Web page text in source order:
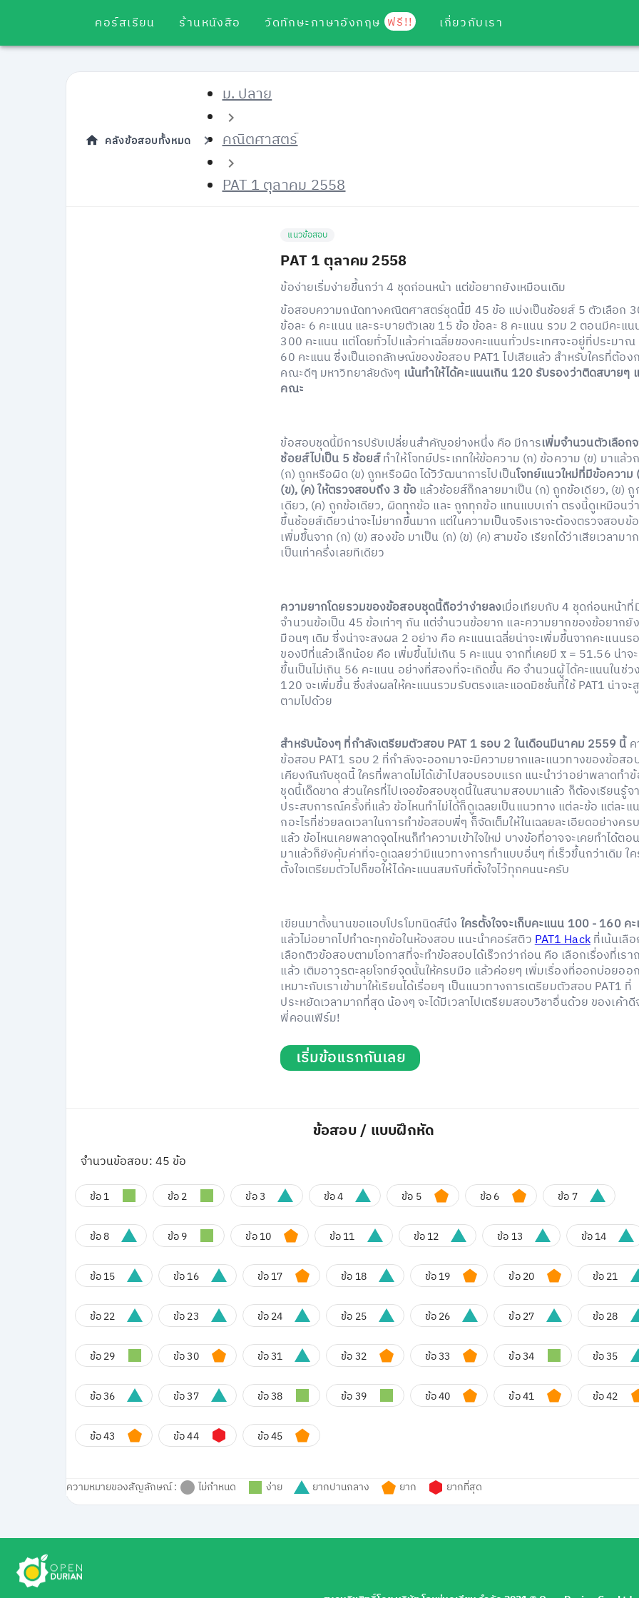
คอร์สเรียน ร้านหนังสือ วัดทักษะภาษาอังกฤษ ฟรี!! เกี่ยวกับเรา
คลังข้อสอบทั้งหมด
ม. ปลาย
คณิตศาสตร์
PAT 1 ตุลาคม 2558
แนวข้อสอบ
PAT 1 ตุลาคม 2558
ข้อง่ายเริ่มง่ายขึ้นกว่า 4 ชุดก่อนหน้า แต่ข้อยากยังเหมือนเดิม
ข้อสอบความถนัดทางคณิตศาสตร์ชุดนี้มี 45 ข้อ แบ่งเป็นช้อยส์ 5 ตัวเลือก
ข้อละ 6 คะแนน และระบายตัวเลข 15 ข้อ ข้อละ 8 คะแนน รวม 2 ตอนมีคะแน
300 คะแนน แต่โดยทั่วไปแล้วค่าเฉลี่ยของคะแนนทั่วประเทศจะอยู่ที่ประมา
60 คะแนน ซึ่งเป็นเอกลักษณ์ของข้อสอบ PAT1 ไปเสียแล้ว สำหรับใครที่ต้อง
คณะดีๆ มหาวิทยาลัยดังๆ เน้นทำให้ได้คะแนนเกิน 120 รับรองว่าติดสบายๆ
คณะ
ข้อสอบชุดนี้มีการปรับเปลี่ยนสำคัญอย่างหนึ่ง คือ มีการเพิ่มจำนวนตัวเลือก
ช้อยส์ไปเป็น 5 ช้อยส์ทำให้โจทย์ประเภทให้ข้อความ (ก) ข้อความ (ข) มาแล้ว
(ก) ถูกหรือผิด (ข) ถูกหรือผิด ได้วิวัฒนาการไปเป็นโจทย์แนวใหม่ที่มีข้อความ
(ข), (ค) ให้ตรวจสอบถึง 3 ข้อ แล้วช้อยส์ก็กลายมาเป็น (ก) ถูกข้อเดียว, (ข)
เดียว, (ค) ถูกข้อเดียว, ผิดทุกข้อ และ ถูกทุกข้อ แทนแบบเก่า ตรงนี้ดูเหมือนว่
ขึ้นช้อยส์เดียวน่าจะไม่ยากขึ้นมาก แต่ในความเป็นจริงเราจะต้องตรวจสอบข้
เพิ่มขึ้นจาก (ก) (ข) สองข้อ มาเป็น (ก) (ข) (ค) สามข้อ เรียกได้ว่าเสียเวลามา
เป็นเท่าครึ่งเลยทีเดียว
ความยากโดยรวมของข้อสอบชุดนี้ถือว่าง่ายลงเมื่อเทียบกับ 4 ชุดก่อนหน้าที่
จำนวนข้อเป็น 45 ข้อเท่าๆ กัน แต่จำนวนข้อยาก และความยากของข้อยากยั
มือนๆ เดิม ซึ่งน่าจะสงผล 2 อย่าง คือ คะแนนเฉลี่ยน่าจะเพิ่มขึ้นจากคะแนนร
ของปีที่แล้วเล็กน้อย คือ เพิ่มขึ้นไม่เกิน 5 คะแนน จากที่เคยมี x̅ = 51.56 น่าจ
ขึ้นเป็นไม่เกิน 56 คะแนน อย่างที่สองที่จะเกิดขึ้น คือ จำนวนผู้ได้คะแนนในช่ว
120 จะเพิ่มขึ้น ซึ่งส่งผลให้คะแนนรวมรับตรงและแอดมิชชั่นที่ใช้ PAT1 น่าจะ
ตามไปด้วย
สำหรับน้องๆ ที่กำลังเตรียมตัวสอบ PAT 1 รอบ 2 ในเดือนมีนาคม 2559 นี้
ข้อสอบ PAT1 รอบ 2 ที่กำลังจะออกมาจะมีความยากและแนวทางของข้อสอ
เคียงกันกับชุดนี้ ใครที่พลาดไม่ได้เข้าไปสอบรอบแรก แนะนำว่าอย่าพลาดทำ
ชุดนี้เด็ดขาด ส่วนใครที่ไปเจอข้อสอบชุดนี้ในสนามสอบมาแล้ว ก็ต้องเรียนรู้จ
ประสบการณ์ครั้งที่แล้ว ข้อไหนทำไม่ได้ก็ดูเฉลยเป็นแนวทาง แต่ละข้อ แต่ละแ
กอะไรที่ช่วยลดเวลาในการทำข้อสอบพี่ๆ ก็จัดเต็มให้ในเฉลยละเอียดอย่างคร
แล้ว ข้อไหนเคยพลาดจุดไหนก็ทำความเข้าใจใหม่ บางข้อที่อาจจะเคยทำได้ตอ
มาแล้วก็ยังคุ้มค่าที่จะดูเฉลยว่ามีแนวทางการทำแบบอื่นๆ ที่เร็วขึ้นกว่าเดิม ใ
ตั้งใจเตรียมตัวไปก็ขอให้ได้คะแนนสมกับที่ตั้งใจไว้ทุกคนนะครับ
เขียนมาตั้งนานขอแอบโปรโมทนิดส์นึง ใครตั้งใจจะเก็บคะแนน 100 - 160 ค
แล้วไม่อยากไปทำดะทุกข้อในห้องสอบ แนะนำคอร์สติวPAT1 Hackที่เน้นเลื
เลือกติวข้อสอบตามโอกาสที่จะทำข้อสอบได้เร็วกว่าก่อน คือ เลือกเรื่องที่เร
แล้ว เติมอาวุธตะลุยโจทย์จุดนั้นให้ครบมือ แล้วค่อยๆ เพิ่มเรื่องที่ออกบ่อยออ
เหมาะกับเราเข้ามาให้เรียนได้เรื่อยๆ เป็นแนวทางการเตรียมตัวสอบ PAT1 ที่
ประหยัดเวลามากที่สุด น้องๆ จะได้มีเวลาไปเตรียมสอบวิชาอื่นด้วย ของเค้าดี
พี่คอนเฟิร์ม!
เริ่มข้อแรกกันเลย
ข้อสอบ / แบบฝึกหัด
จำนวนข้อสอบ: 45 ข้อ
ข้อ 1 ข้อ 2 ข้อ 3 ข้อ 4 ข้อ 5 ข้อ 6 ข้อ 7
ข้อ 8 ข้อ 9 ข้อ 10 ข้อ 11 ข้อ 12 ข้อ 13 ข้อ 14
ข้อ 15 ข้อ 16 ข้อ 17 ข้อ 18 ข้อ 19 ข้อ 20 ข้อ 21
ข้อ 22 ข้อ 23 ข้อ 24 ข้อ 25 ข้อ 26 ข้อ 27 ข้อ 28
ข้อ 29 ข้อ 30 ข้อ 31 ข้อ 32 ข้อ 33 ข้อ 34 ข้อ 35
ข้อ 36 ข้อ 37 ข้อ 38 ข้อ 39 ข้อ 40 ข้อ 41 ข้อ 42
ข้อ 43 ข้อ 44 ข้อ 45
ความหมายของสัญลักษณ์ : ไม่กำหนด ง่าย ยากปานกลาง ยาก ยากที่สุด